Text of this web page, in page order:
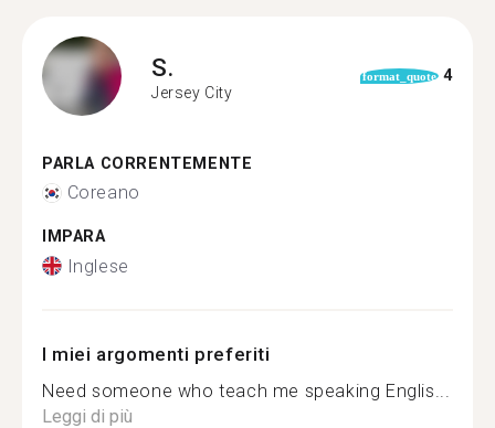
S.
Jersey City
format_quote 4
PARLA CORRENTEMENTE
Coreano
IMPARA
Inglese
I miei argomenti preferiti
Need someone who teach me speaking Englis...
Leggi di più